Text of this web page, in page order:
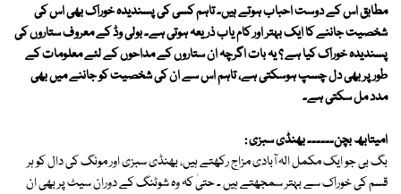
مطابق اس کے دوست احباب ہوتے ہیں۔ تاہم کسی کی پسندیدہ خوراک بھی اس کی
شخصیت جاننے کا ایک بہتر اور کام یاب ذریعہ ہوتی ہے۔ بولی وڈ کے معروف ستاروں کی
پسندیدہ خوراک کیا ہے ؟ یہ بات اگرچہ ان ستاروں کے مداحوں کے لئے معلومات کے
طور پر بھی دل چسپ ہوسکتی ہے، تاہم اس سے ان کی شخصیت کو جاننے میں بھی
مدد مل سکتی ہے۔
امیتابھ بچن۔۔۔۔۔۔ بھنڈی سبزی :
بگ بی جو ایک مکمل الہ آبادی مزاج رکھتے ہیں، بھنڈی سبزی اور مونگ کی دال کو ہر
قسم کی خوراک سے بہتر سمجھتے ہیں ۔ حتیٰ کہ وہ شوٹنگ کے دوران سیٹ پر بھی ان